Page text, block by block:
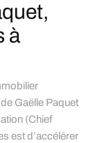
à
Gaëlle Paquet
(Chief
est d’accélérer